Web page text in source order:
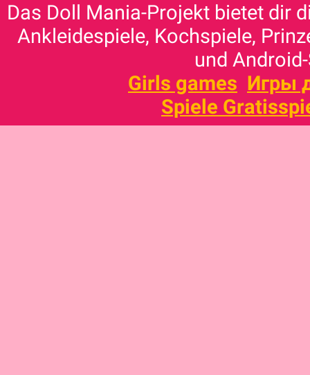
Das Doll Mania-Projekt bietet dir
Ankleidespiele, Kochspiele,
und
Girls games Игры
Spiele